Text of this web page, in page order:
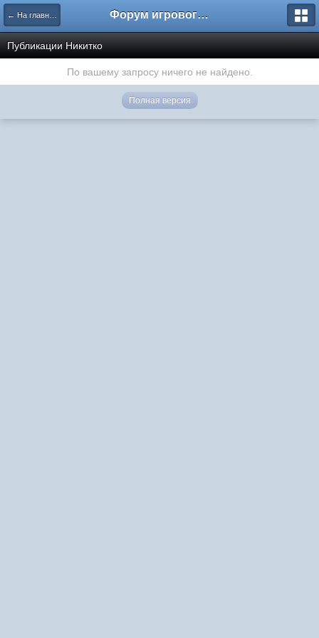
← На главную Форум игрового проекта Riverrise
Публикации Никитко
По вашему запросу ничего не найдено.
Полная версия